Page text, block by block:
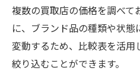
複数の買取店の価格を調べて
に、ブランド品の種類や状態
変動するため、比較表を活用
絞り込むことができます。